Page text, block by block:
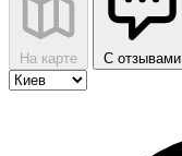
На карте С отзывами